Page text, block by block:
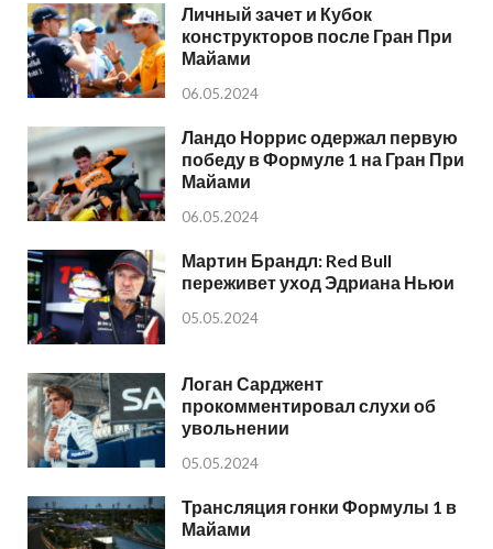
Личный зачет и Кубок
конструкторов после Гран При
Майами
06.05.2024
Ландо Норрис одержал первую
победу в Формуле 1 на Гран При
Майами
06.05.2024
Мартин Брандл: Red Bull
переживет уход Эдриана Ньюи
05.05.2024
Логан Сарджент
прокомментировал слухи об
увольнении
05.05.2024
Трансляция гонки Формулы 1 в
Майами